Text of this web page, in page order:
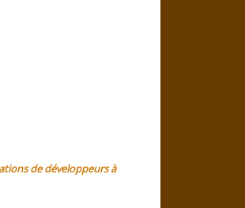
de développeurs à